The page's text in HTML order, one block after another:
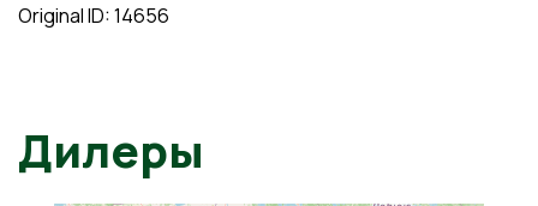
Original ID: 14656
Дилеры